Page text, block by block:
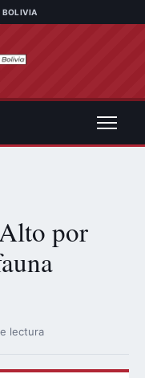
BOLIVIA
por
lectura